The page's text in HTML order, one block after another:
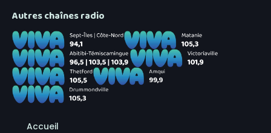
Autres chaînes radio
Accueil